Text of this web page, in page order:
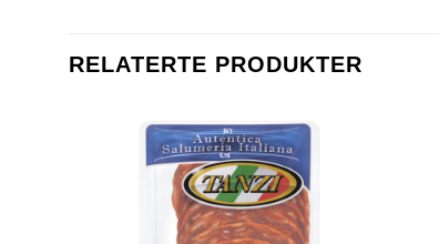
RELATERTE PRODUKTER